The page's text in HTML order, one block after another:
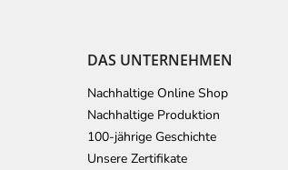
DAS UNTERNEHMEN
Nachhaltige Online Shop
Nachhaltige Produktion
100-jährige Geschichte
Unsere Zertifikate